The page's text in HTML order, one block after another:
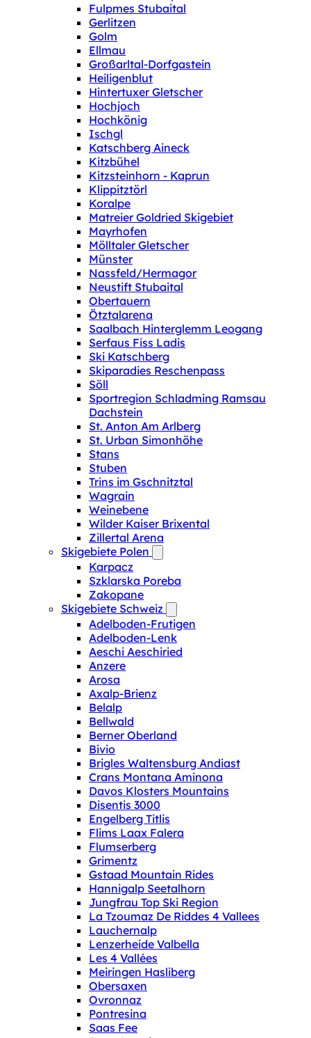
Fulpmes Stubaital
Gerlitzen
Golm
Ellmau
Großarltal-Dorfgastein
Heiligenblut
Hintertuxer Gletscher
Hochjoch
Hochkönig
Ischgl
Katschberg Aineck
Kitzbühel
Kitzsteinhorn - Kaprun
Klippitztörl
Koralpe
Matreier Goldried Skigebiet
Mayrhofen
Mölltaler Gletscher
Münster
Nassfeld/Hermagor
Neustift Stubaital
Obertauern
Ötztalarena
Saalbach Hinterglemm Leogang
Serfaus Fiss Ladis
Ski Katschberg
Skiparadies Reschenpass
Söll
Sportregion Schladming Ramsau
Dachstein
St. Anton Am Arlberg
St. Urban Simonhöhe
Stans
Stuben
Trins im Gschnitztal
Wagrain
Weinebene
Wilder Kaiser Brixental
Zillertal Arena
Skigebiete Polen
Karpacz
Szklarska Poreba
Zakopane
Skigebiete Schweiz
Adelboden-Frutigen
Adelboden-Lenk
Aeschi Aeschiried
Anzere
Arosa
Axalp-Brienz
Belalp
Bellwald
Berner Oberland
Bivio
Brigles Waltensburg Andiast
Crans Montana Aminona
Davos Klosters Mountains
Disentis 3000
Engelberg Titlis
Flims Laax Falera
Flumserberg
Grimentz
Gstaad Mountain Rides
Hannigalp Seetalhorn
Jungfrau Top Ski Region
La Tzoumaz De Riddes 4 Vallees
Lauchernalp
Lenzerheide Valbella
Les 4 Vallées
Meiringen Hasliberg
Obersaxen
Ovronnaz
Pontresina
Saas Fee